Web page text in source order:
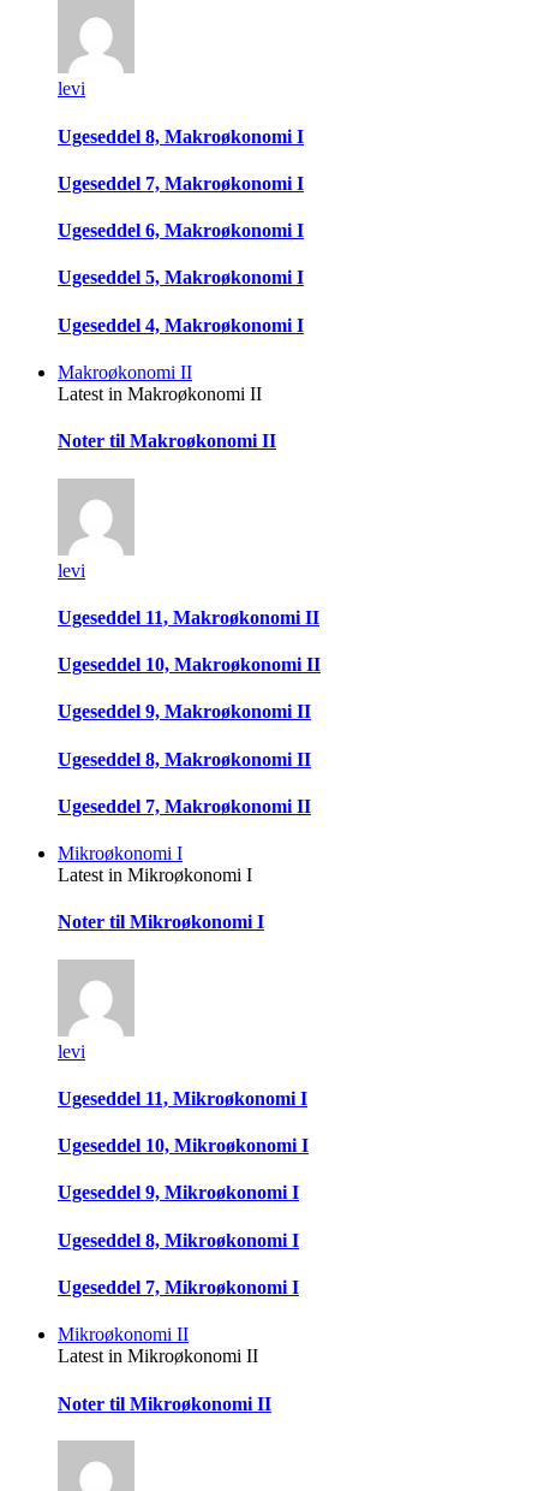
levi
Ugeseddel 8, Makroøkonomi I
Ugeseddel 7, Makroøkonomi I
Ugeseddel 6, Makroøkonomi I
Ugeseddel 5, Makroøkonomi I
Ugeseddel 4, Makroøkonomi I
Makroøkonomi II
Latest in Makroøkonomi II
Noter til Makroøkonomi II
levi
Ugeseddel 11, Makroøkonomi II
Ugeseddel 10, Makroøkonomi II
Ugeseddel 9, Makroøkonomi II
Ugeseddel 8, Makroøkonomi II
Ugeseddel 7, Makroøkonomi II
Mikroøkonomi I
Latest in Mikroøkonomi I
Noter til Mikroøkonomi I
levi
Ugeseddel 11, Mikroøkonomi I
Ugeseddel 10, Mikroøkonomi I
Ugeseddel 9, Mikroøkonomi I
Ugeseddel 8, Mikroøkonomi I
Ugeseddel 7, Mikroøkonomi I
Mikroøkonomi II
Latest in Mikroøkonomi II
Noter til Mikroøkonomi II